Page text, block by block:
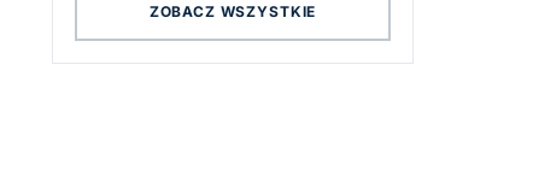
ZOBACZ WSZYSTKIE